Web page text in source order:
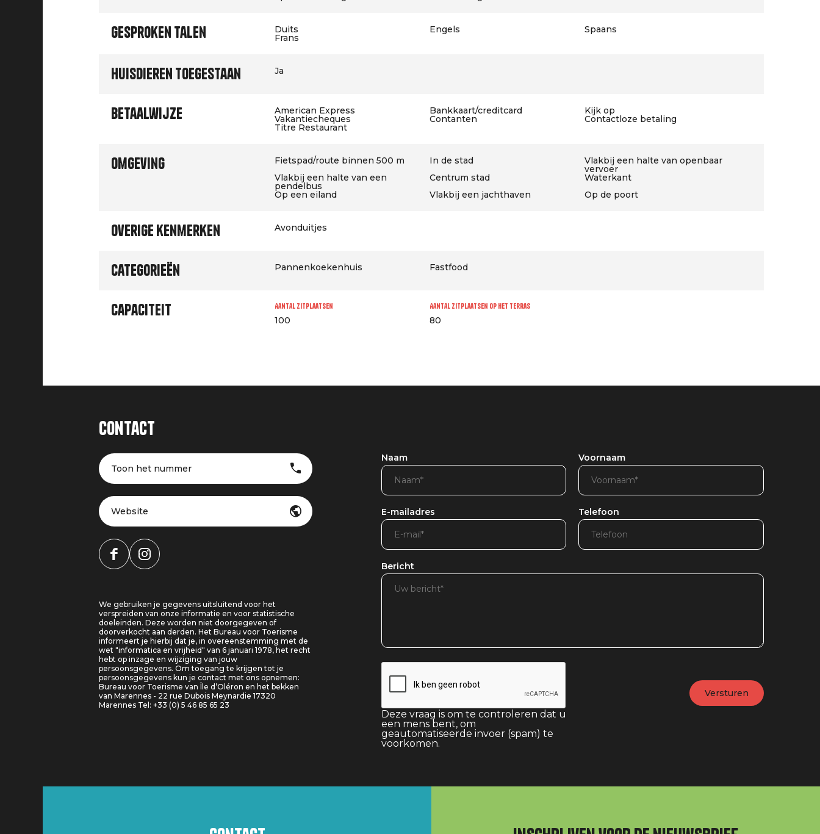
Gesproken talen Duits Engels Spaans
Frans
Huisdieren toegestaan Ja
Betaalwijze American Express Bankkaart/creditcard Kijk op
Vakantiecheques Contanten Contactloze betaling
Titre Restaurant
Omgeving Fietspad/route binnen 500 m In de stad Vlakbij een halte van openbaar
vervoer
Vlakbij een halte van een
pendelbus
Centrum stad
Waterkant
Op een eiland
Vlakbij een jachthaven Op de poort
Overige kenmerken Avonduitjes
Categorieën Pannenkoekenhuis Fastfood
Capaciteit Aantal zitplaatsen
100
Aantal zitplaatsen op het terras
80
Contact
Toon het nummer
Website
We gebruiken je gegevens uitsluitend voor het
verspreiden van onze informatie en voor statistische
doeleinden. Deze worden niet doorgegeven of
doorverkocht aan derden. Het Bureau voor Toerisme
informeert je hierbij dat je, in overeenstemming met de
wet "informatica en vrijheid" van 6 januari 1978, het recht
hebt op inzage en wijziging van jouw
persoonsgegevens. Om toegang te krijgen tot je
persoonsgegevens kun je contact met ons opnemen:
Bureau voor Toerisme van Île d’Oléron en het bekken
van Marennes - 22 rue Dubois Meynardie 17320
Marennes Tel: +33 (0) 5 46 85 65 23
Naam Voornaam
E-mailadres Telefoon
Bericht
Deze vraag is om te controleren dat u
een mens bent, om
geautomatiseerde invoer (spam) te
voorkomen.